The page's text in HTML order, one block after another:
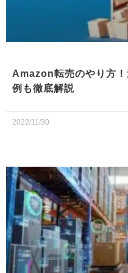
Amazon転売のやり方
例も徹底解説
2022/11/30